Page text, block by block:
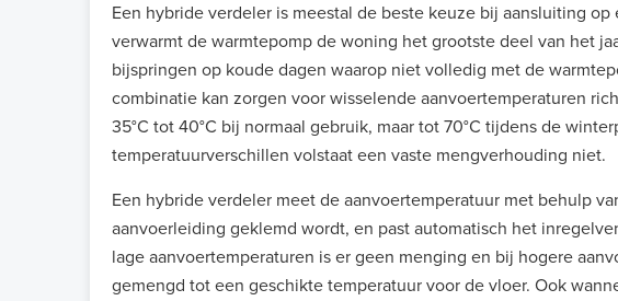
Een hybride verdeler is meestal de beste keuze bij aansluiting
verwarmt de warmtepomp de woning het grootste deel van het
bijspringen op koude dagen waarop niet volledig met de
combinatie kan zorgen voor wisselende aanvoertemperaturen
35°C tot 40°C bij normaal gebruik, maar tot 70°C tijdens de
temperatuurverschillen volstaat een vaste mengverhouding niet.
Een hybride verdeler meet de aanvoertemperatuur met behulp
aanvoerleiding geklemd wordt, en past automatisch het
lage aanvoertemperaturen is er geen menging en bij hogere
gemengd tot een geschikte temperatuur voor de vloer. Ook